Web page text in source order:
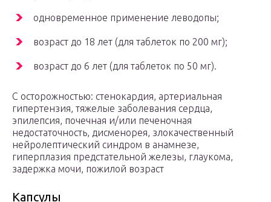
одновременное применение леводопы;
возраст до 18 лет (для таблеток по 200 мг);
возраст до 6 лет (для таблеток по 50 мг).
С осторожностью: стенокардия, артериальная
гипертензия, тяжелые заболевания сердца,
эпилепсия, почечная и/или печеночная
недостаточность, дисменорея, злокачественный
нейролептический синдром в анамнезе,
гиперплазия предстательной железы, глаукома,
задержка мочи, пожилой возраст
Капсулы